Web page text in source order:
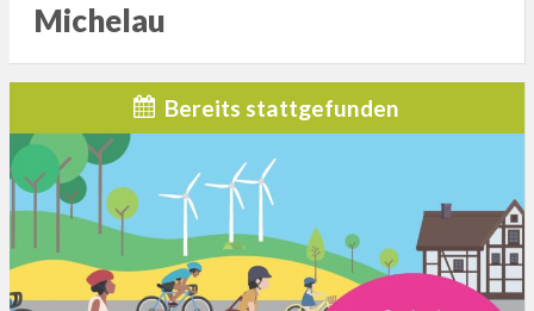
Michelau
Bereits stattgefunden